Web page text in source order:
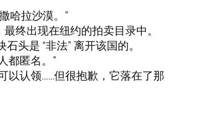
哈拉沙漠。”
终出现在纽约的拍卖目录中。
头是 “非法” 离开该国的。
都匿名。”
以认领……但很抱歉，它落在了那